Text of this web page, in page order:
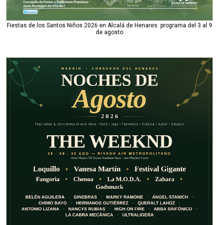
Fiestas de los Santos Niños 2026 en Alcalá de Henares: programa del 3 al 9
de agosto